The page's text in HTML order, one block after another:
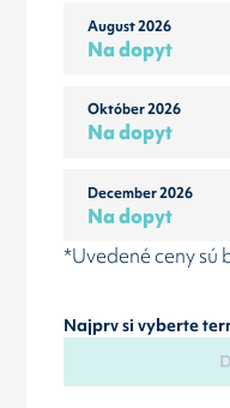
August 2026
Na dopyt
Október 2026
Na dopyt
December 2026
Na dopyt
*Uvedené ceny sú
Najprv si vyberte